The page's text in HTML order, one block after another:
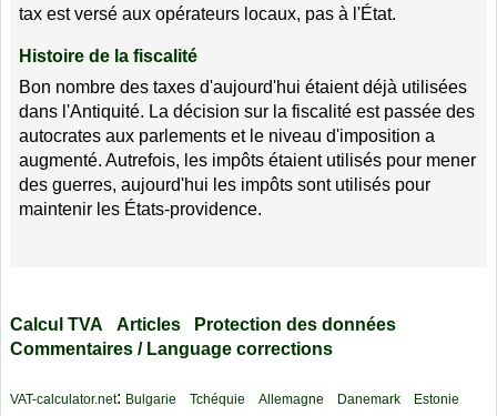
tax est versé aux opérateurs locaux, pas à l'État.
Histoire de la fiscalité
Bon nombre des taxes d'aujourd'hui étaient déjà utilisées
dans l'Antiquité. La décision sur la fiscalité est passée des
autocrates aux parlements et le niveau d'imposition a
augmenté. Autrefois, les impôts étaient utilisés pour mener
des guerres, aujourd'hui les impôts sont utilisés pour
maintenir les États-providence.
Calcul TVA Articles
Protection des données
Commentaires / Language corrections
VAT-calculator.net: Bulgarie Tchéquie Allemagne Danemark
Estonie